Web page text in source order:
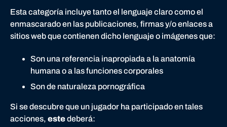
Esta categoría incluye tanto el lenguaje claro como el
enmascarado en las publicaciones, firmas y/o enlaces a
sitios web que contienen dicho lenguaje o imágenes que:
Son una referencia inapropiada a la anatomía
humana o a las funciones corporales
Son de naturaleza pornográfica
Si se descubre que un jugador ha participado en tales
acciones, estedeberá: